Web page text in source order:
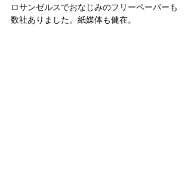
ロサンゼルスでおなじみのフリーペーパーも
数社ありました。紙媒体も健在。